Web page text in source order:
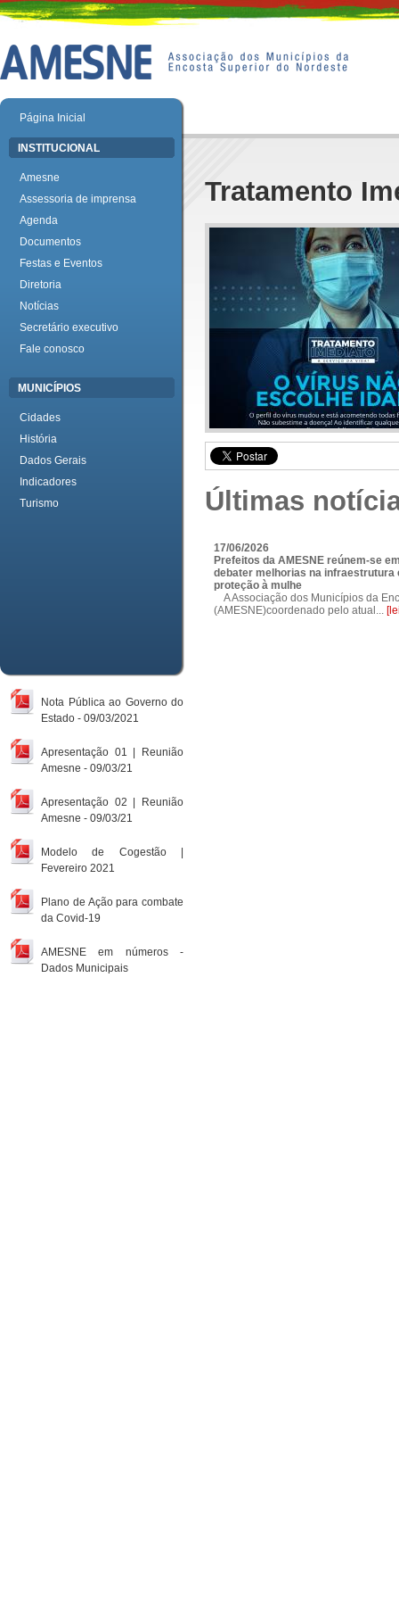
Página Inicial
INSTITUCIONAL
Amesne
Assessoria de imprensa
Agenda
Documentos
Festas e Eventos
Diretoria
Notícias
Secretário executivo
Fale conosco
MUNICÍPIOS
Cidades
História
Dados Gerais
Indicadores
Turismo
Nota Pública ao Governo do
Estado - 09/03/2021
Apresentação 01 | Reunião
Amesne - 09/03/21
Apresentação 02 | Reunião
Amesne - 09/03/21
Modelo de Cogestão |
Fevereiro 2021
Plano de Ação para combate
da Covid-19
AMESNE em números -
Dados Municipais
Tratamento
Últimas
17/06/2026
Prefeitos da AMESNE reúnem-se
debater melhorias na infraestrutura
proteção à mulhe
A Associação dos Municípios da
(AMESNE)coordenado pelo atual...